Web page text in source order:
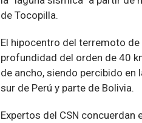
de Tocopilla.
El hipocentro del terremoto
profundidad del orden de 40
de ancho, siendo percibido en
sur de Perú y parte de Bolivia.
Expertos del CSN